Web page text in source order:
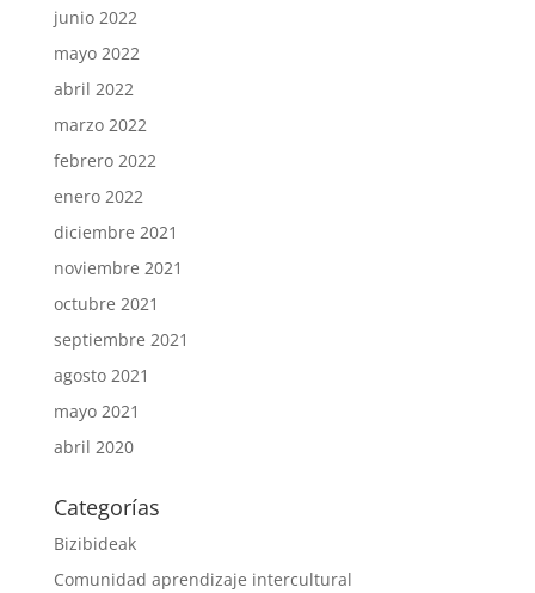
junio 2022
mayo 2022
abril 2022
marzo 2022
febrero 2022
enero 2022
diciembre 2021
noviembre 2021
octubre 2021
septiembre 2021
agosto 2021
mayo 2021
abril 2020
Categorías
Bizibideak
Comunidad aprendizaje intercultural